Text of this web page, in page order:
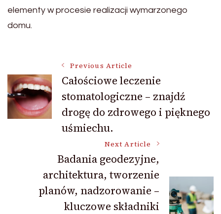
elementy w procesie realizacji wymarzonego
domu.
Post
Navigation
Previous Article
Całościowe leczenie
stomatologiczne – znajdź
drogę do zdrowego i pięknego
uśmiechu.
Next Article
Badania geodezyjne,
architektura, tworzenie
planów, nadzorowanie –
kluczowe składniki